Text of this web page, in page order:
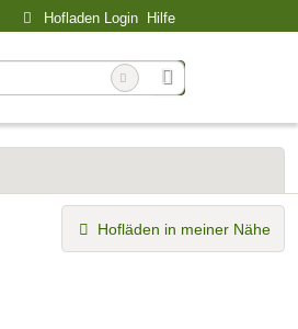
Hofladen Login Hilfe
Hofläden in meiner Nähe